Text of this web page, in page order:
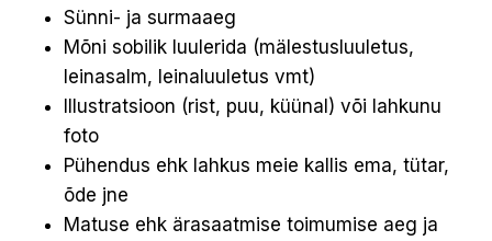
Sünni- ja surmaaeg
Mõni sobilik luulerida (mälestusluuletus,
leinasalm, leinaluuletus vmt)
Illustratsioon (rist, puu, küünal) või lahkunu
foto
Pühendus ehk lahkus meie kallis ema, tütar,
õde jne
Matuse ehk ärasaatmise toimumise aeg ja